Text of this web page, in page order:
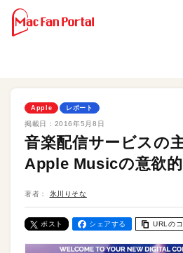
Apple レポート
掲載日： 2016年5月8日
音楽配信サービスの
Apple Musicの意欲
著者： 氷川りそな
ポスト シェアする URLの